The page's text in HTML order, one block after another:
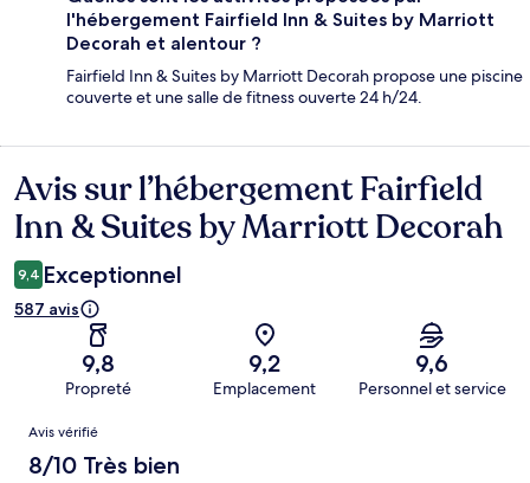
l'hébergement Fairfield Inn & Suites by Marriott
Decorah et alentour ?
Fairfield Inn & Suites by Marriott Decorah propose une piscine
couverte et une salle de fitness ouverte 24 h/24.
Avis
Avis sur l’hébergement Fairfield
Inn & Suites by Marriott Decorah
9,4 Exceptionnel
587 avis
9,8
Propreté
9,2
Emplacement
9,6
Personnel et service
Avis
Avis vérifié
8/10 Très bien